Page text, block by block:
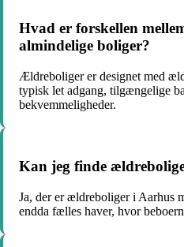
Hvad er forskellen
almindelige boliger?
Ældreboliger er designet med
typisk let adgang, tilgængelige
bekvemmeligheder.
Kan jeg finde
Ja, der er ældreboliger i Aarhus
endda fælles haver, hvor